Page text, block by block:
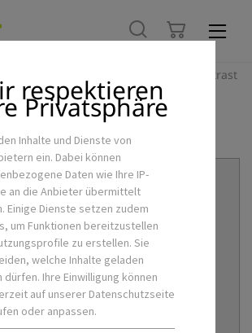
Hoher Kontrast
LINO-II-150-P-Z
respektieren
Privatsphäre
Inhalte und Dienste von
ein. Dabei können
Daten wie Ihre IP-
an die Anbieter übermittelt
Einige Dienste setzen zudem
um Funktionen bereitzustellen
zu erstellen. Sie
welche Inhalte geladen
dürfen. Ihre Einwilligung können
auf unserer Datenschutzseite
oder anpassen.